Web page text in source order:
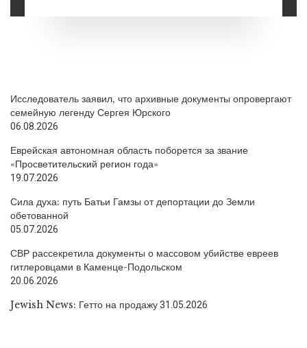
Исследователь заявил, что архивные документы опровергают
семейную легенду Сергея Юрского
06.08.2026
Еврейская автономная область поборется за звание
«Просветительский регион года»
19.07.2026
Сила духа: путь Батьи Гамзы от депортации до Земли
обетованной
05.07.2026
СВР рассекретила документы о массовом убийстве евреев
гитлеровцами в Каменце-Подольском
20.06.2026
Jewish News: Гетто на продажу31.05.2026